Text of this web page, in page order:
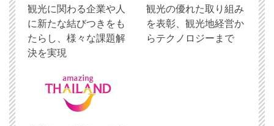
観光に関わる企業や人
に新たな結びつきをも
たらし、様々な課題解
決を実現
観光の優れた取り組み
を表彰、観光地経営か
らテクノロジーまで